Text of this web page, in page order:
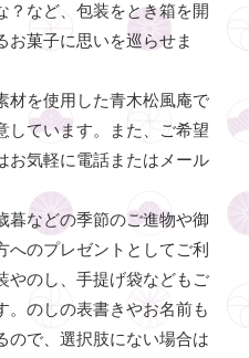
？など、包装をとき箱を開
お菓子に思いを巡らせま
材を使用した青木松風庵で
しています。また、ご希望
お気軽に電話またはメール
暮などの季節のご進物や御
へのプレゼントとしてご利
やのし、手提げ袋などもご
。のしの表書きやお名前も
ので、選択肢にない場合は